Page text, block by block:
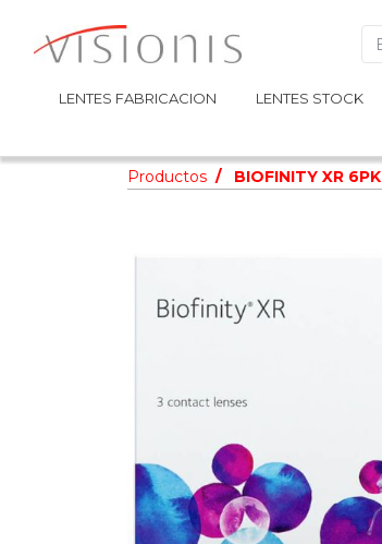
LENTES FABRICACION LENTES STOCK
LENTES FABRICACION LENTES STOCK
Productos BIOFINITY XR 6PK